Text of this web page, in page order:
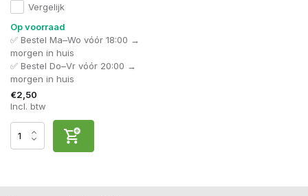
Vergelijk
Op voorraad
✅ Bestel Ma–Wo vóór 18:00 →
morgen in huis
✅ Bestel Do–Vr vóór 20:00 →
morgen in huis
€2,50
Incl. btw